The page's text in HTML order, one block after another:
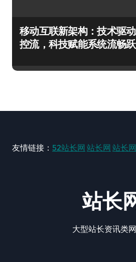
移动互联新架构：技术驱
控流，科技赋能系统流畅
友情链接： 52站长网 站长网 站长网
站长
大型站长资讯类网